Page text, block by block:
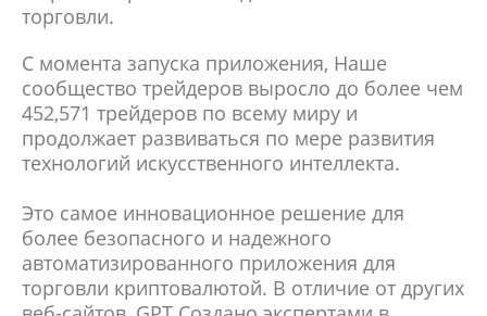
торговли.
С момента запуска приложения, Наше
сообщество трейдеров выросло до более чем
452,571 трейдеров по всему миру и
продолжает развиваться по мере развития
технологий искусственного интеллекта.
Это самое инновационное решение для
более безопасного и надежного
автоматизированного приложения для
торговли криптовалютой. В отличие от других